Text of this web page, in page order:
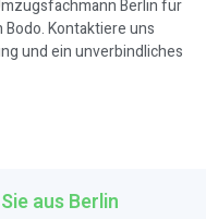
Berlin für
Kontaktiere uns
und ein unverbindliches
aus Berlin